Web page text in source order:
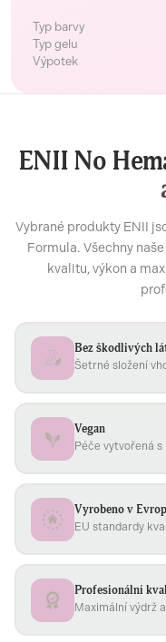
Typ barvy
Typ gelu
Výpotek
ENII No
Vybrané produkty ENII
Formula. Všechny
kvalitu, výkon a
Bez škodlivých
Šetrné složení
Vegan
Péče vytvořená
Vyrobeno v
EU standardy
Profesionální
Maximální výdrž